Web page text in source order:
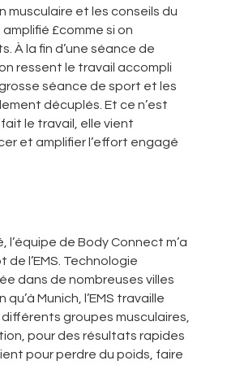
musculaire et les conseils du
£comme si on
À la fin d’une séance de
ressent le travail accompli
séance de sport et les
décuplés. Et ce n’est
le travail, elle vient
et amplifier l’effort engagé
l’équipe de Body Connect m’a
l’EMS. Technologie
dans de nombreuses villes
Munich, l’EMS travaille
groupes musculaires,
pour des résultats rapides
pour perdre du poids, faire